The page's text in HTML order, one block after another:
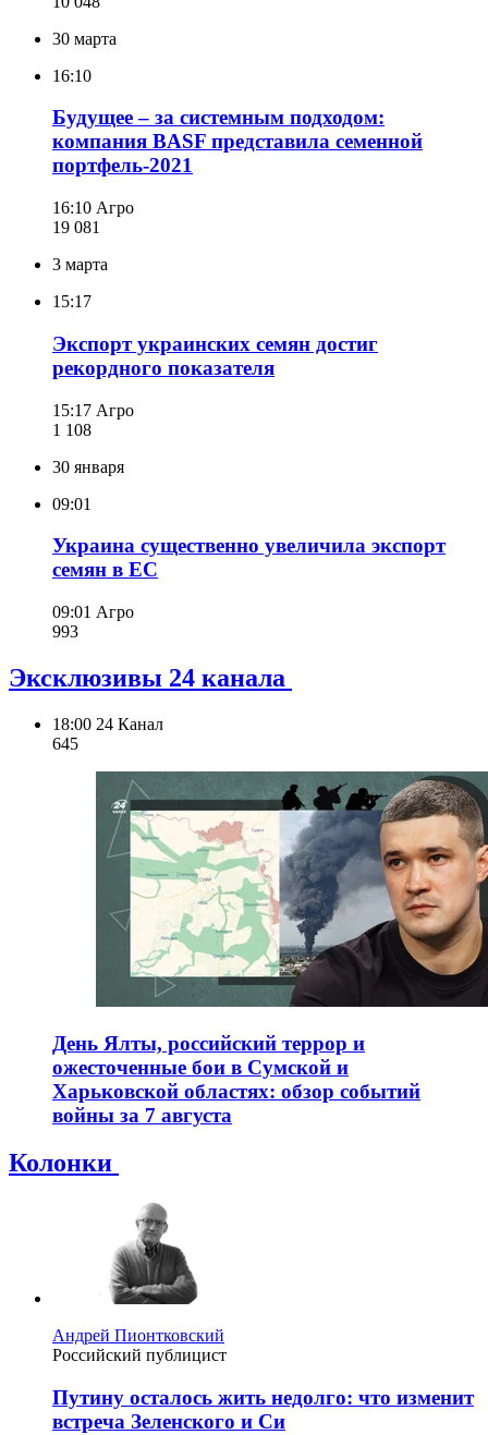
30 марта
16:10
Будущее – за системным подходом:
компания BASF представила семенной
портфель-2021
16:10 Агро
19 081
3 марта
15:17
Экспорт украинских семян достиг
рекордного показателя
15:17 Агро
1 108
30 января
09:01
Украина существенно увеличила экспорт
семян в ЕС
09:01 Агро
993
Эксклюзивы 24 канала
18:00 24 Канал
645
День Ялты, российский террор и
ожесточенные бои в Сумской и
Харьковской областях: обзор событий
войны за 7 августа
Колонки
Андрей Пионтковский
Российский публицист
Путину осталось жить недолго: что изменит
встреча Зеленского и Си